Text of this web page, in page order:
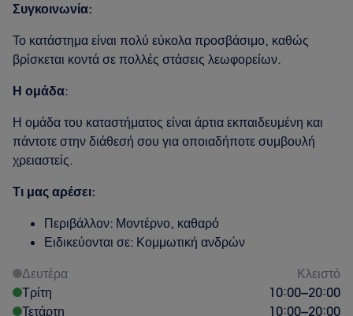
Συγκοινωνία:
Το κατάστημα είναι πολύ εύκολα προσβάσιμο, καθώς
βρίσκεται κοντά σε πολλές στάσεις λεωφορείων.
Η ομάδα:
Η ομάδα του καταστήματος είναι άρτια εκπαιδευμένη και
πάντοτε στην διάθεσή σου για οποιαδήποτε συμβουλή
χρειαστείς.
Τι μας αρέσει:
Περιβάλλον: Μοντέρνο, καθαρό
Ειδικεύονται σε: Κομμωτική ανδρών
Δευτέρα
Κλειστό
Τρίτη
10:00–20:00
Τετάρτη
10:00–20:00